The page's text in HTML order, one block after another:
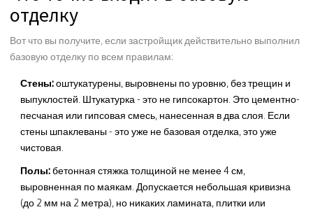
отделку
Вот что вы получите, если застройщик действительно выполнил
базовую отделку по всем правилам:
Стены:оштукатурены, выровнены по уровню, без трещин и
выпуклостей. Штукатурка - это не гипсокартон. Это цементно-
песчаная или гипсовая смесь, нанесенная в два слоя. Если
стены шпаклеваны - это уже не базовая отделка, это уже
чистовая.
Полы:бетонная стяжка толщиной не менее 4 см,
выровненная по маякам. Допускается небольшая кривизна
(до 2 мм на 2 метра), но никаких ламината, плитки или